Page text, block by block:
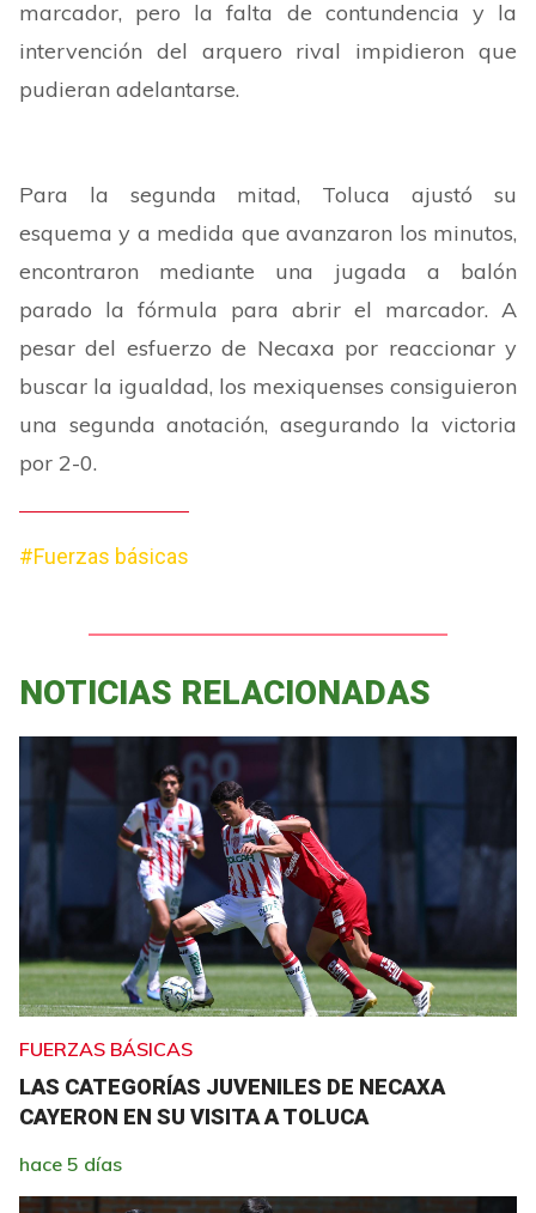
marcador, pero la falta de contundencia y la
intervención del arquero rival impidieron que
pudieran adelantarse.
Para la segunda mitad, Toluca ajustó su
esquema y a medida que avanzaron los minutos,
encontraron mediante una jugada a balón
parado la fórmula para abrir el marcador. A
pesar del esfuerzo de Necaxa por reaccionar y
buscar la igualdad, los mexiquenses consiguieron
una segunda anotación, asegurando la victoria
por 2-0.
#Fuerzas básicas
NOTICIAS RELACIONADAS
FUERZAS BÁSICAS
LAS CATEGORÍAS JUVENILES DE NECAXA
CAYERON EN SU VISITA A TOLUCA
hace 5 días